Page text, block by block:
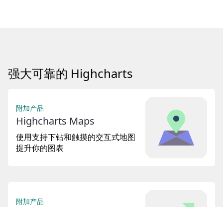
强大可靠的 Highcharts
附加产品
Highcharts Maps
使用支持下钻和触摸的交互式地图
提升你的图表
附加产品